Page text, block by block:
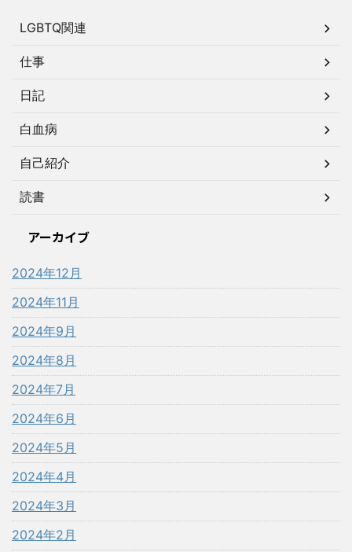
LGBTQ関連
仕事
日記
白血病
自己紹介
読書
アーカイブ
2024年12月
2024年11月
2024年9月
2024年8月
2024年7月
2024年6月
2024年5月
2024年4月
2024年3月
2024年2月